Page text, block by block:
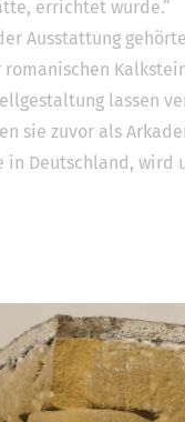
errichtet wurde.“
Ausstattung
lassen
sie zuvor als
Deutschland, wird